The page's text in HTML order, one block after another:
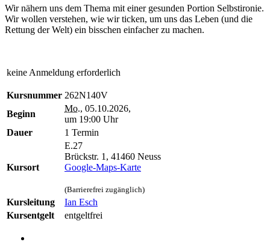
Wir nähern uns dem Thema mit einer gesunden Portion Selbstironie.
Wir wollen verstehen, wie wir ticken, um uns das Leben (und die
Rettung der Welt) ein bisschen einfacher zu machen.
keine Anmeldung erforderlich
Kursnummer 262N140V
Beginn
Mo., 05.10.2026,
um 19:00 Uhr
Dauer
1 Termin
Kursort
E.27
Brückstr. 1, 41460 Neuss
Google-Maps-Karte
(Barrierefrei zugänglich)
Kursleitung
Ian Esch
Kursentgelt
entgeltfrei